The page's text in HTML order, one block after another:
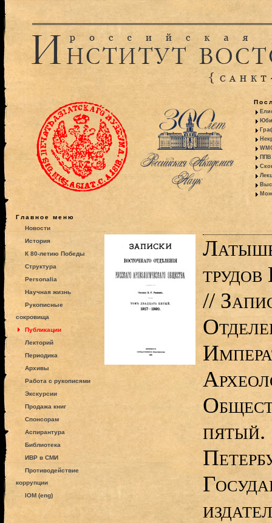
ППВ
Главное меню
Новости
История
К 80-летию Победы
Структура
Personalia
Научная жизнь
Рукописные
сокровища
Публикации
Лекторий
Периодика
Архивы
Работа с рукописями
Экскурсии
Продажа книг
Спонсорам
Аспирантура
Библиотека
ИВР в СМИ
Противодействие
коррупции
IOM (eng)
//